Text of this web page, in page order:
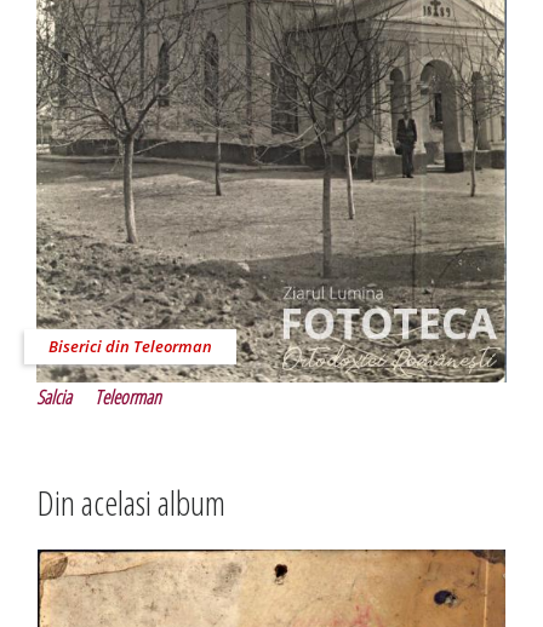
Biserici din Teleorman
Salcia Teleorman
Din acelasi album